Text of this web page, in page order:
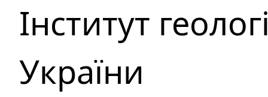
Інститут
України